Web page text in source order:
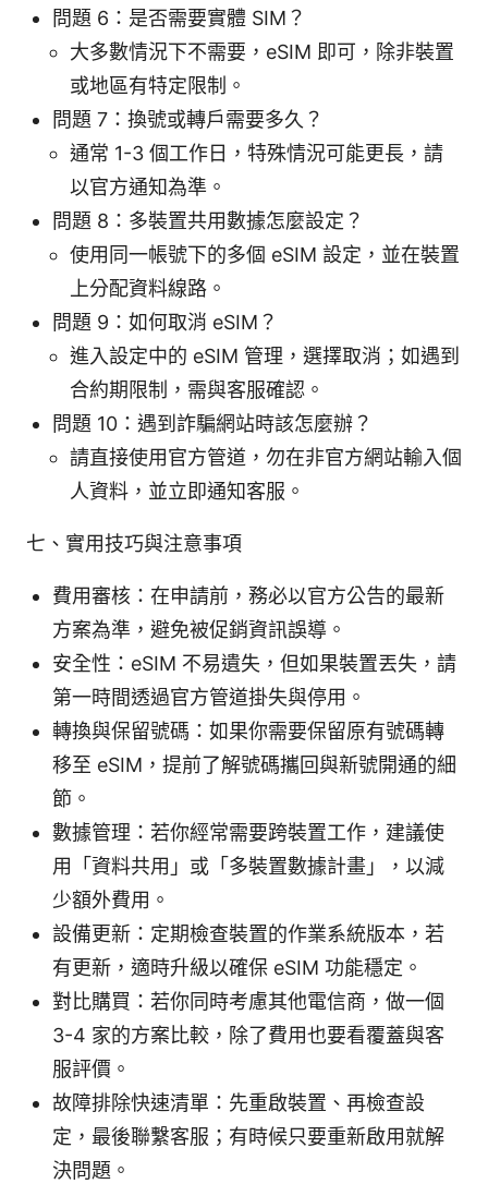
問題 6：是否需要實體 SIM？
大多數情況下不需要，eSIM 即可，除非裝置
或地區有特定限制。
問題 7：換號或轉戶需要多久？
通常 1-3 個工作日，特殊情況可能更長，請
以官方通知為準。
問題 8：多裝置共用數據怎麼設定？
使用同一帳號下的多個 eSIM 設定，並在裝置
上分配資料線路。
問題 9：如何取消 eSIM？
進入設定中的 eSIM 管理，選擇取消；如遇到
合約期限制，需與客服確認。
問題 10：遇到詐騙網站時該怎麼辦？
請直接使用官方管道，勿在非官方網站輸入個
人資料，並立即通知客服。
七、實用技巧與注意事項
費用審核：在申請前，務必以官方公告的最新
方案為準，避免被促銷資訊誤導。
安全性：eSIM 不易遺失，但如果裝置丟失，請
第一時間透過官方管道掛失與停用。
轉換與保留號碼：如果你需要保留原有號碼轉
移至 eSIM，提前了解號碼攜回與新號開通的細
節。
數據管理：若你經常需要跨裝置工作，建議使
用「資料共用」或「多裝置數據計畫」，以減
少額外費用。
設備更新：定期檢查裝置的作業系統版本，若
有更新，適時升級以確保 eSIM 功能穩定。
對比購買：若你同時考慮其他電信商，做一個
3-4 家的方案比較，除了費用也要看覆蓋與客
服評價。
故障排除快速清單：先重啟裝置、再檢查設
定，最後聯繫客服；有時候只要重新啟用就解
決問題。